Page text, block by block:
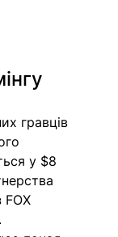
гравців
у $8
FOX